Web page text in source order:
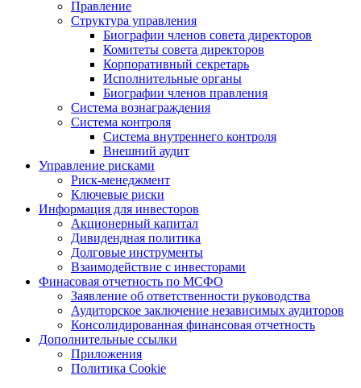
Правление
Структура управления
Биографии членов совета директоров
Комитеты совета директоров
Корпоративный секретарь
Исполнительные органы
Биографии членов правления
Система вознаграждения
Система контроля
Система внутреннего контроля
Внешний аудит
Управление рисками
Риск-менеджмент
Ключевые риски
Информация для инвесторов
Акционерный капитал
Дивидендная политика
Долговые инструменты
Взаимодействие с инвеcторами
Финасовая отчетность по МСФО
Заявление об ответственности руководства
Аудиторское заключение независимых аудиторов
Консолидированная финансовая отчетность
Дополнительные ссылки
Приложения
Политика Cookie